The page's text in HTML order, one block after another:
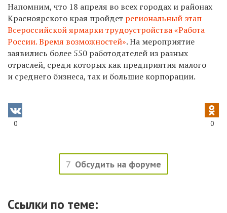
Напомним, что 18 апреля во всех городах и районах
Красноярского края пройдет региональный этап
Всероссийской ярмарки трудоустройства «Работа
России. Время возможностей». На мероприятие
заявились более 550 работодателей из разных
отраслей, среди которых как предприятия малого
и среднего бизнеса, так и большие корпорации.
0 0
7 Обсудить на форуме
Ссылки по теме: